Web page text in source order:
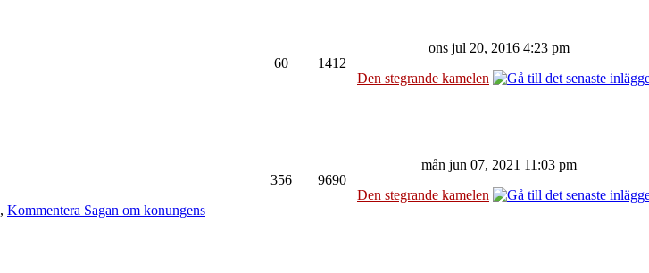
60 1412
ons jul 20, 2016 4:23 pm
Den stegrande kamelen
, Kommentera Sagan om konungens
356 9690
mån jun 07, 2021 11:03 pm
Den stegrande kamelen